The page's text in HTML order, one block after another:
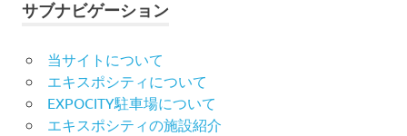
サブナビゲーション
当サイトについて
エキスポシティについて
EXPOCITY駐車場について
エキスポシティの施設紹介